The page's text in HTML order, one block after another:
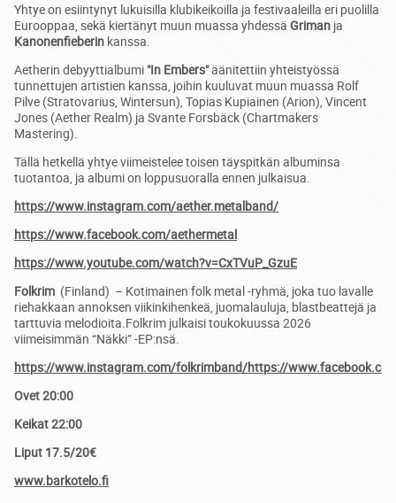
Yhtye on esiintynyt lukuisilla klubikeikoilla ja festivaaleilla eri puolilla
Eurooppaa, sekä kiertänyt muun muassa yhdessä Griman ja
Kanonenfieberin kanssa.
Aetherin debyyttialbumi "In Embers"äänitettiin yhteistyössä
tunnettujen artistien kanssa, joihin kuuluvat muun muassa Rolf
Pilve (Stratovarius, Wintersun), Topias Kupiainen (Arion), Vincent
Jones (Aether Realm) ja Svante Forsbäck (Chartmakers
Mastering).
Tällä hetkellä yhtye viimeistelee toisen täyspitkän albuminsa
tuotantoa, ja albumi on loppusuoralla ennen julkaisua.
https://www.instagram.com/aether.metalband/
https://www.facebook.com/aethermetal
https://www.youtube.com/watch?v=CxTVuP_GzuE
Folkrim (Finland) – Kotimainen folk metal -ryhmä, joka tuo lavalle
riehakkaan annoksen viikinkihenkeä, juomalauluja, blastbeattejä ja
tarttuvia melodioita.Folkrim julkaisi toukokuussa 2026
viimeisimmän “Näkki” -EP:nsä.
https://www.instagram.com/folkrimband/https://
Ovet 20:00
Keikat 22:00
Liput 17.5/20€
www.barkotelo.fi